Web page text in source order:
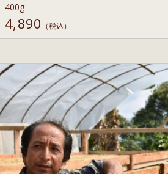
400g
4,890 （税込）